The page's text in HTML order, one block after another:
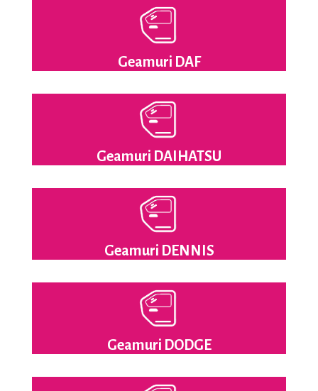
Geamuri DAF
Geamuri DAIHATSU
Geamuri DENNIS
Geamuri DODGE